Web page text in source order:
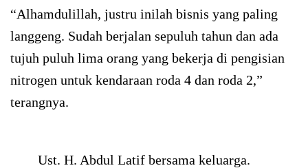
“Alhamdulillah, justru inilah bisnis yang paling
langgeng. Sudah berjalan sepuluh tahun dan ada
tujuh puluh lima orang yang bekerja di pengisian
nitrogen untuk kendaraan roda 4 dan roda 2,”
terangnya.
Ust. H. Abdul Latif bersama keluarga.